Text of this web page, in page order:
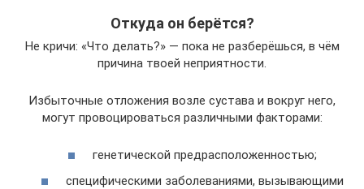
Откуда он берётся?
Не кричи: «Что делать?» — пока не разберёшься, в чём
причина твоей неприятности.
Избыточные отложения возле сустава и вокруг него,
могут провоцироваться различными факторами:
генетической предрасположенностью;
специфическими заболеваниями, вызывающими